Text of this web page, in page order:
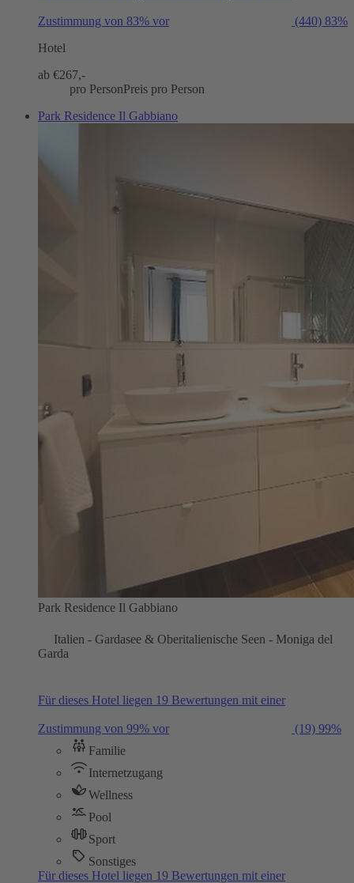
Zustimmung von 83% vor (440) 83%
Hotel
ab €267,-
pro PersonPreis pro Person
Park Residence Il Gabbiano
Park Residence Il Gabbiano
Italien - Gardasee & Oberitalienische Seen - Moniga del
Garda
Für dieses Hotel liegen 19 Bewertungen mit einer
Zustimmung von 99% vor (19) 99%
Familie
Internetzugang
Wellness
Pool
Sport
Sonstiges
Für dieses Hotel liegen 19 Bewertungen mit einer